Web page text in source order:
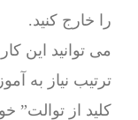
را خارج کنید.
می توانید این
ترتیب نیاز به
کلید از توالت”